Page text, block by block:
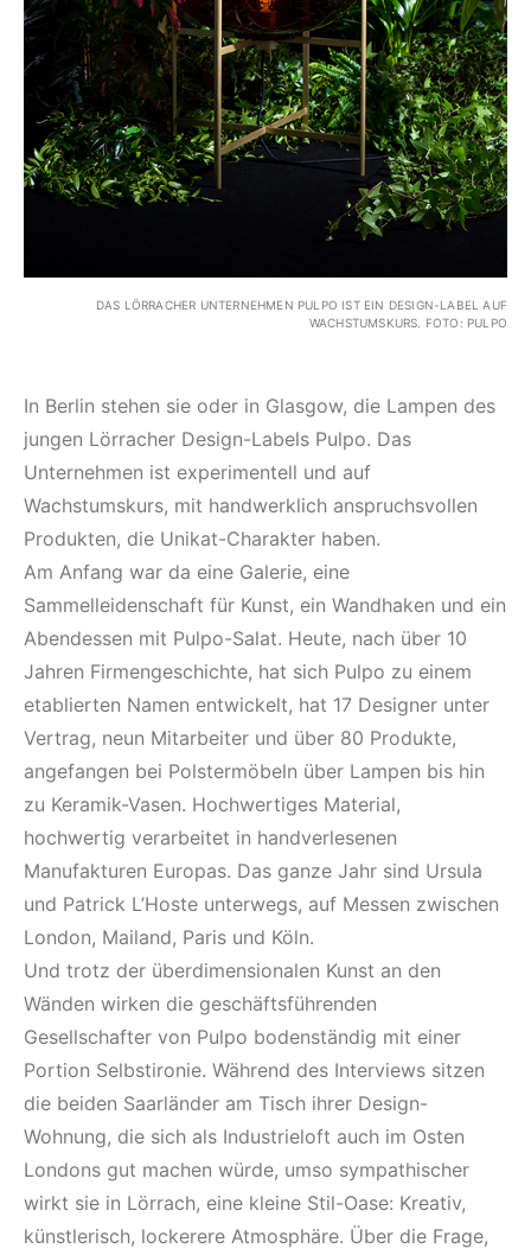
DAS LÖRRACHER UNTERNEHMEN PULPO IST EIN DESIGN-LABEL AUF
WACHSTUMSKURS. FOTO: PULPO
In Berlin stehen sie oder in Glasgow, die Lampen des
jungen Lörracher Design-Labels Pulpo. Das
Unternehmen ist experimentell und auf
Wachstumskurs, mit handwerklich anspruchsvollen
Produkten, die Unikat-Charakter haben.
Am Anfang war da eine Galerie, eine
Sammelleidenschaft für Kunst, ein Wandhaken und ein
Abendessen mit Pulpo-Salat. Heute, nach über 10
Jahren Firmengeschichte, hat sich Pulpo zu einem
etablierten Namen entwickelt, hat 17 Designer unter
Vertrag, neun Mitarbeiter und über 80 Produkte,
angefangen bei Polstermöbeln über Lampen bis hin
zu Keramik-Vasen. Hochwertiges Material,
hochwertig verarbeitet in handverlesenen
Manufakturen Europas. Das ganze Jahr sind Ursula
und Patrick L’Hoste unterwegs, auf Messen zwischen
London, Mailand, Paris und Köln.
Und trotz der überdimensionalen Kunst an den
Wänden wirken die geschäftsführenden
Gesellschafter von Pulpo bodenständig mit einer
Portion Selbstironie. Während des Interviews sitzen
die beiden Saarländer am Tisch ihrer Design-
Wohnung, die sich als Industrieloft auch im Osten
Londons gut machen würde, umso sympathischer
wirkt sie in Lörrach, eine kleine Stil-Oase: Kreativ,
künstlerisch, lockerere Atmosphäre. Über die Frage,